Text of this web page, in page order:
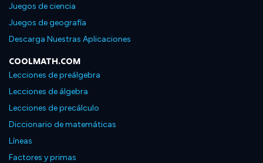
Juegos de ciencia
Juegos de geografía
Descarga Nuestras Aplicaciones
COOLMATH.COM
Lecciones de preálgebra
Lecciones de álgebra
Lecciones de precálculo
Diccionario de matemáticas
Líneas
Factores y primas